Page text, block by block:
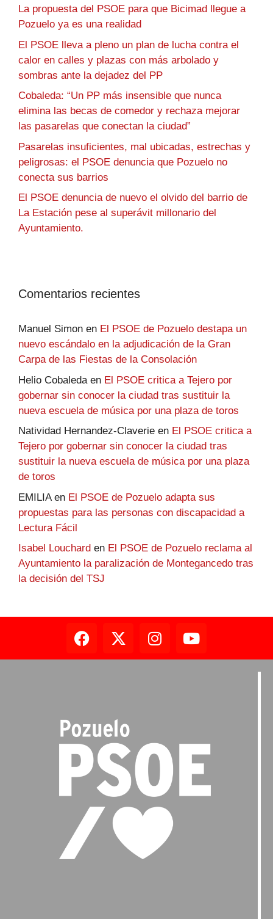
La propuesta del PSOE para que Bicimad llegue a
Pozuelo ya es una realidad
El PSOE lleva a pleno un plan de lucha contra el
calor en calles y plazas con más arbolado y
sombras ante la dejadez del PP
Cobaleda: “Un PP más insensible que nunca
elimina las becas de comedor y rechaza mejorar
las pasarelas que conectan la ciudad”
Pasarelas insuficientes, mal ubicadas, estrechas y
peligrosas: el PSOE denuncia que Pozuelo no
conecta sus barrios
El PSOE denuncia de nuevo el olvido del barrio de
La Estación pese al superávit millonario del
Ayuntamiento.
Comentarios recientes
Manuel Simon en El PSOE de Pozuelo destapa un
nuevo escándalo en la adjudicación de la Gran
Carpa de las Fiestas de la Consolación
Helio Cobaleda en El PSOE critica a Tejero por
gobernar sin conocer la ciudad tras sustituir la
nueva escuela de música por una plaza de toros
Natividad Hernandez-Claverie en El PSOE critica a
Tejero por gobernar sin conocer la ciudad tras
sustituir la nueva escuela de música por una plaza
de toros
EMILIAen El PSOE de Pozuelo adapta sus
propuestas para las personas con discapacidad a
Lectura Fácil
Isabel Louchard en El PSOE de Pozuelo reclama al
Ayuntamiento la paralización de Montegancedo tras
la decisión del TSJ